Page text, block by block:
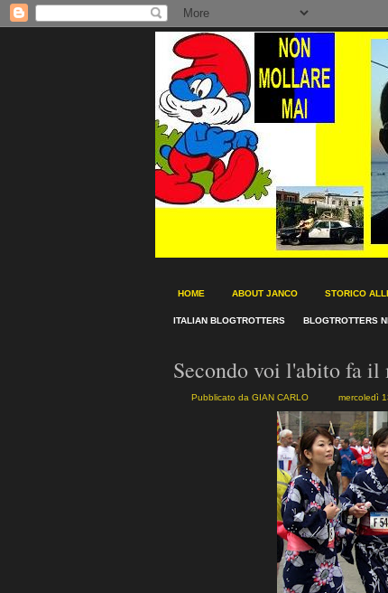
HOME ABOUT JANCO STORICO
ITALIAN BLOGTROTTERS BLOGTROTTERS
Secondo voi l'abito fa il
Pubblicato da GIAN CARLO mercoledì